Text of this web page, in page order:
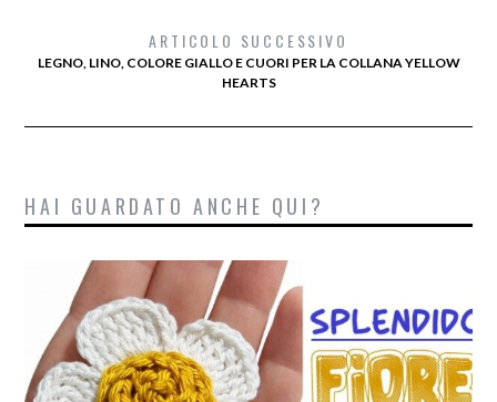
ARTICOLO SUCCESSIVO
LEGNO, LINO, COLORE GIALLO E CUORI PER LA COLLANA YELLOW
HEARTS
HAI GUARDATO ANCHE QUI?